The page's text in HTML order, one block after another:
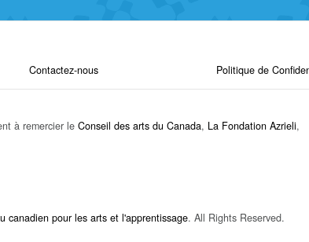
Contactez-nous Politique de
à remercier le Conseil des arts du Canada, La Fondation Azrieli,
canadien pour les arts et l'apprentissage. All Rights Reserved.